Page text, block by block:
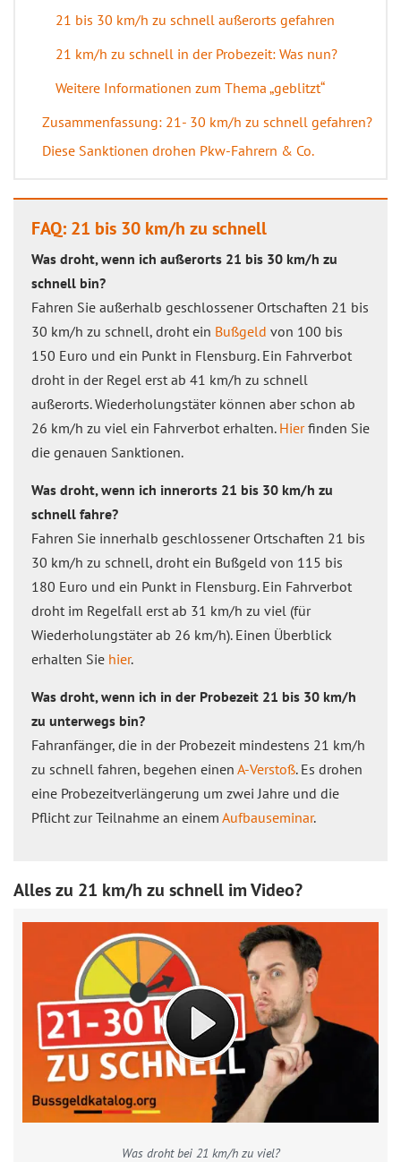
21 bis 30 km/h zu schnell außerorts gefahren
21 km/h zu schnell in der Probezeit: Was nun?
Weitere Informationen zum Thema „geblitzt“
Zusammenfassung: 21- 30 km/h zu schnell gefahren?
Diese Sanktionen drohen Pkw-Fahrern & Co.
FAQ: 21 bis 30 km/h zu schnell
Was droht, wenn ich außerorts 21 bis 30 km/h zu
schnell bin?
Fahren Sie außerhalb geschlossener Ortschaften 21 bis
30 km/h zu schnell, droht ein Bußgeld von 100 bis
150 Euro und ein Punkt in Flensburg. Ein Fahrverbot
droht in der Regel erst ab 41 km/h zu schnell
außerorts. Wiederholungstäter können aber schon ab
26 km/h zu viel ein Fahrverbot erhalten. Hierfinden Sie
die genauen Sanktionen.
Was droht, wenn ich innerorts 21 bis 30 km/h zu
schnell fahre?
Fahren Sie innerhalb geschlossener Ortschaften 21 bis
30 km/h zu schnell, droht ein Bußgeld von 115 bis
180 Euro und ein Punkt in Flensburg. Ein Fahrverbot
droht im Regelfall erst ab 31 km/h zu viel (für
Wiederholungstäter ab 26 km/h). Einen Überblick
erhalten Sie hier.
Was droht, wenn ich in der Probezeit 21 bis 30 km/h
zu unterwegs bin?
Fahranfänger, die in der Probezeit mindestens 21 km/h
zu schnell fahren, begehen einen A-Verstoß. Es drohen
eine Probezeitverlängerung um zwei Jahre und die
Pflicht zur Teilnahme an einem Aufbauseminar.
Alles zu 21 km/h zu schnell im Video?
Was droht bei 21 km/h zu viel?